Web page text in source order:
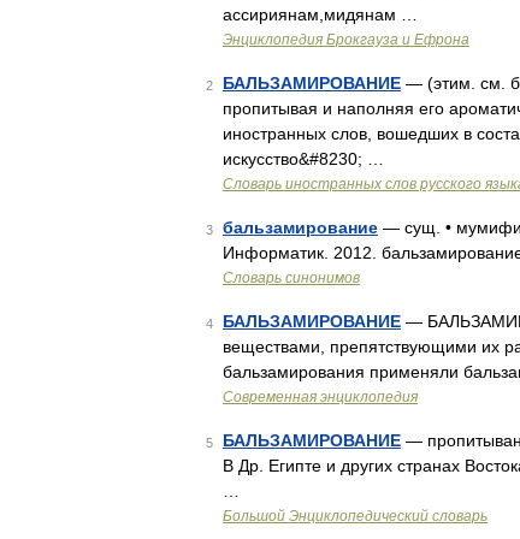
ассириянам,мидянам …
Энциклопедия Брокгауза и Ефрона
2 БАЛЬЗАМИРОВАНИЕ — (этим. см.
пропитывая и наполняя его
иностранных слов, вошедших в
искусство&#8230; …
Словарь иностранных слов русского
3 бальзамирование — сущ. •
Информатик. 2012.
Словарь синонимов
4 БАЛЬЗАМИРОВАНИЕ —
веществами, препятствующими их
бальзамирования применяли
Современная энциклопедия
5 БАЛЬЗАМИРОВАНИЕ —
В Др. Египте и других странах
Большой Энциклопедический словарь